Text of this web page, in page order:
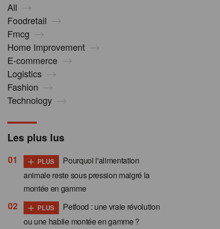
All
Foodretail
Fmcg
Home Improvement
E-commerce
Logistics
Fashion
Technology
Les plus lus
+ PLUS
Pourquoi l'alimentation
animale reste sous pression malgré la
montée en gamme
+ PLUS
Petfood : une vraie révolution
ou une habile montée en gamme ?